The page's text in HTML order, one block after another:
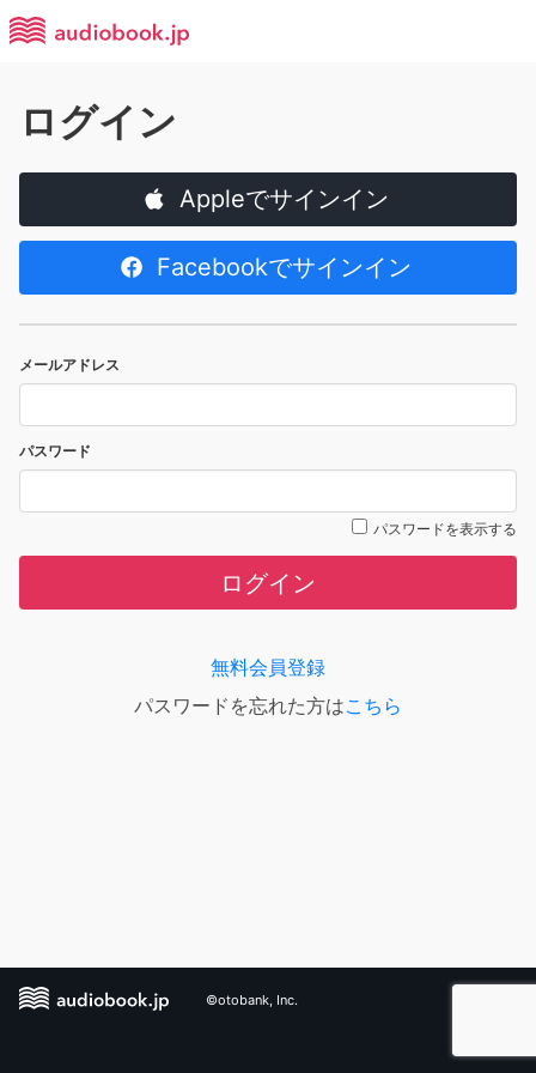
ログイン
Appleでサインイン
Facebookでサインイン
メールアドレス
パスワード
パスワードを表示する
ログイン
無料会員登録
パスワードを忘れた方はこちら
©otobank, Inc.